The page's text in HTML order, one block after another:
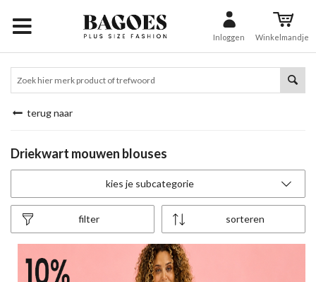
Inloggen Winkelmandje
terug naar
Driekwart mouwen blouses
kies je subcategorie
sorteren
filter